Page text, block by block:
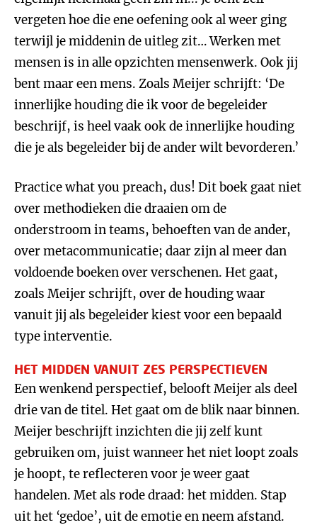
vergeten hoe die ene oefening ook al weer ging
terwijl je middenin de uitleg zit… Werken met
mensen is in alle opzichten mensenwerk. Ook jij
bent maar een mens. Zoals Meijer schrijft: ‘De
innerlijke houding die ik voor de begeleider
beschrijf, is heel vaak ook de innerlijke houding
die je als begeleider bij de ander wilt bevorderen.’
Practice what you preach, dus! Dit boek gaat niet
over methodieken die draaien om de
onderstroom in teams, behoeften van de ander,
over metacommunicatie; daar zijn al meer dan
voldoende boeken over verschenen. Het gaat,
zoals Meijer schrijft, over de houding waar
vanuit jij als begeleider kiest voor een bepaald
type interventie.
HET MIDDEN VANUIT ZES PERSPECTIEVEN
Een wenkend perspectief, belooft Meijer als deel
drie van de titel. Het gaat om de blik naar binnen.
Meijer beschrijft inzichten die jij zelf kunt
gebruiken om, juist wanneer het niet loopt zoals
je hoopt, te reflecteren voor je weer gaat
handelen. Met als rode draad: het midden. Stap
uit het ‘gedoe’, uit de emotie en neem afstand.